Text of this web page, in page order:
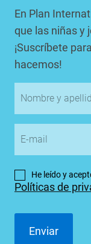
En Plan
que las niñas y
¡Suscríbete
hacemos!
He leído y
Políticas de